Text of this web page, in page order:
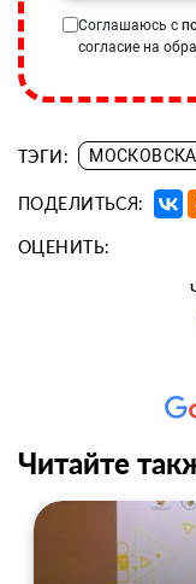
Соглашаюсь с
согласие на
ТЭГИ:
ПОДЕЛИТЬСЯ:
ОЦЕНИТЬ:
Читайте